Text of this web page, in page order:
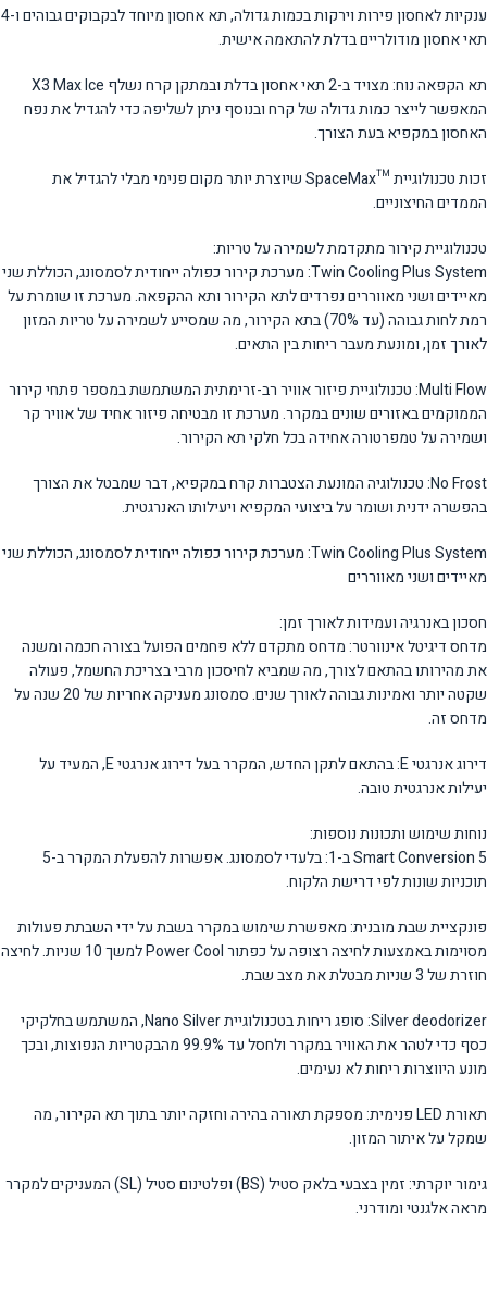
ענקיות לאחסון פירות וירקות בכמות גדולה, תא אחסון מיוחד לבקבוקים גבוהים ו-4
תאי אחסון מודולריים בדלת להתאמה אישית.
תא הקפאה נוח: מצויד ב-2 תאי אחסון בדלת ובמתקן קרח נשלף X3 Max Ice
המאפשר לייצר כמות גדולה של קרח ובנוסף ניתן לשליפה כדי להגדיל את נפח
האחסון במקפיא בעת הצורך.
זכות טכנולוגיית SpaceMax™‎ שיוצרת יותר מקום פנימי מבלי להגדיל את
הממדים החיצוניים.
טכנולוגיית קירור מתקדמת לשמירה על טריות:
Twin Cooling Plus System: מערכת קירור כפולה ייחודית לסמסונג, הכוללת שני
מאיידים ושני מאווררים נפרדים לתא הקירור ותא ההקפאה. מערכת זו שומרת על
רמת לחות גבוהה (עד 70%) בתא הקירור, מה שמסייע לשמירה על טריות המזון
לאורך זמן, ומונעת מעבר ריחות בין התאים.
Multi Flow: טכנולוגיית פיזור אוויר רב-זרימתית המשתמשת במספר פתחי קירור
הממוקמים באזורים שונים במקרר. מערכת זו מבטיחה פיזור אחיד של אוויר קר
ושמירה על טמפרטורה אחידה בכל חלקי תא הקירור.
No Frost: טכנולוגיה המונעת הצטברות קרח במקפיא, דבר שמבטל את הצורך
בהפשרה ידנית ושומר על ביצועי המקפיא ויעילותו האנרגטית.
Twin Cooling Plus System: מערכת קירור כפולה ייחודית לסמסונג, הכוללת שני
מאיידים ושני מאווררים
חסכון באנרגיה ועמידות לאורך זמן:
מדחס דיגיטל אינוורטר: מדחס מתקדם ללא פחמים הפועל בצורה חכמה ומשנה
את מהירותו בהתאם לצורך, מה שמביא לחיסכון מרבי בצריכת החשמל, פעולה
שקטה יותר ואמינות גבוהה לאורך שנים. סמסונג מעניקה אחריות של 20 שנה על
מדחס זה.
דירוג אנרגטי E: בהתאם לתקן החדש, המקרר בעל דירוג אנרגטי E, המעיד על
יעילות אנרגטית טובה.
נוחות שימוש ותכונות נוספות:
Smart Conversion 5 ב-1: בלעדי לסמסונג. אפשרות להפעלת המקרר ב-5
תוכניות שונות לפי דרישת הלקוח.
פונקציית שבת מובנית: מאפשרת שימוש במקרר בשבת על ידי השבתת פעולות
מסוימות באמצעות לחיצה רצופה על כפתור Power Cool למשך 10 שניות. לחיצה
חוזרת של 3 שניות מבטלת את מצב שבת.
Silver deodorizer: סופג ריחות בטכנולוגיית Nano Silver, המשתמש בחלקיקי
כסף כדי לטהר את האוויר במקרר ולחסל עד 99.9% מהבקטריות הנפוצות, ובכך
מונע היווצרות ריחות לא נעימים.
תאורת LED פנימית: מספקת תאורה בהירה וחזקה יותר בתוך תא הקירור, מה
שמקל על איתור המזון.
גימור יוקרתי: זמין בצבעי בלאק סטיל (BS) ופלטינום סטיל (SL) המעניקים למקרר
מראה אלגנטי ומודרני.